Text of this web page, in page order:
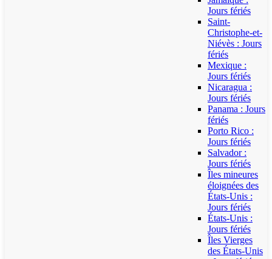
Jours fériés
Saint-
Christophe-et-
Niévès : Jours
fériés
Mexique :
Jours fériés
Nicaragua :
Jours fériés
Panama : Jours
fériés
Porto Rico :
Jours fériés
Salvador :
Jours fériés
Îles mineures
éloignées des
États-Unis :
Jours fériés
États-Unis :
Jours fériés
Îles Vierges
des États-Unis